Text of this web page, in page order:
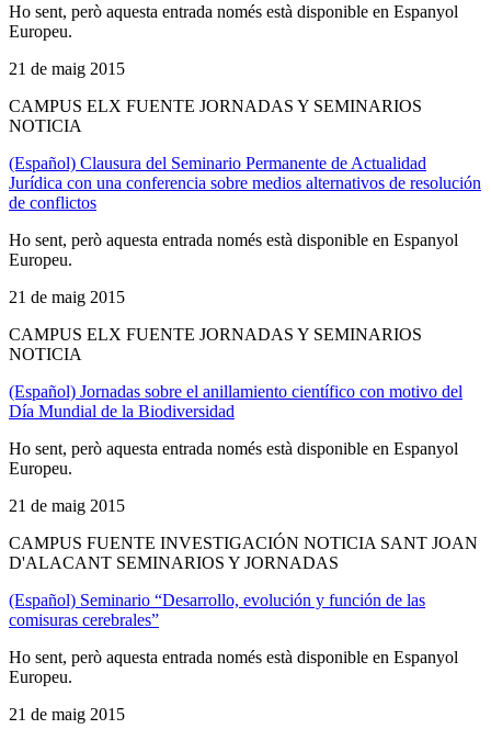
Ho sent, però aquesta entrada només està disponible en Espanyol
Europeu.
21 de maig 2015
CAMPUS ELX FUENTE JORNADAS Y SEMINARIOS
NOTICIA
(Español) Clausura del Seminario Permanente de Actualidad
Jurídica con una conferencia sobre medios alternativos de resolución
de conflictos
Ho sent, però aquesta entrada només està disponible en Espanyol
Europeu.
21 de maig 2015
CAMPUS ELX FUENTE JORNADAS Y SEMINARIOS
NOTICIA
(Español) Jornadas sobre el anillamiento científico con motivo del
Día Mundial de la Biodiversidad
Ho sent, però aquesta entrada només està disponible en Espanyol
Europeu.
21 de maig 2015
CAMPUS FUENTE INVESTIGACIÓN NOTICIA SANT JOAN
D'ALACANT SEMINARIOS Y JORNADAS
(Español) Seminario “Desarrollo, evolución y función de las
comisuras cerebrales”
Ho sent, però aquesta entrada només està disponible en Espanyol
Europeu.
21 de maig 2015